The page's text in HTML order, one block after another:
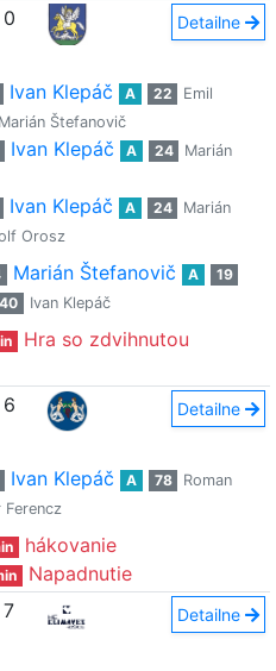
0 Detailne
Ivan Klepáč A 22
Emil
Marián Štefanovič
Ivan Klepáč A 24
Marián
Ivan Klepáč A 24
Marián
Orosz
Marián Štefanovič A
19
40 Ivan Klepáč
Hra so zdvihnutou
6 Detailne
Ivan Klepáč A 78
Roman
Ferencz
hákovanie
Napadnutie
7 Detailne